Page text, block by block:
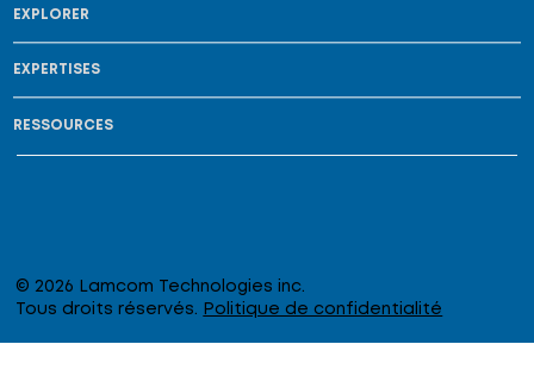
© 2026 Lamcom Technologies inc.
Tous droits réservés.
Politique de confidentialité
EXPLORER
EXPERTISES
RESSOURCES